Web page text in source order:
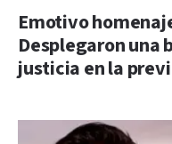
Emotivo
Desplegaron una
justicia en la